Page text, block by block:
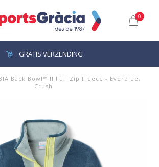
0
GRATIS VERZENDING
Back Bowl™ II Full Zip Fleece - Everblue,
Crush